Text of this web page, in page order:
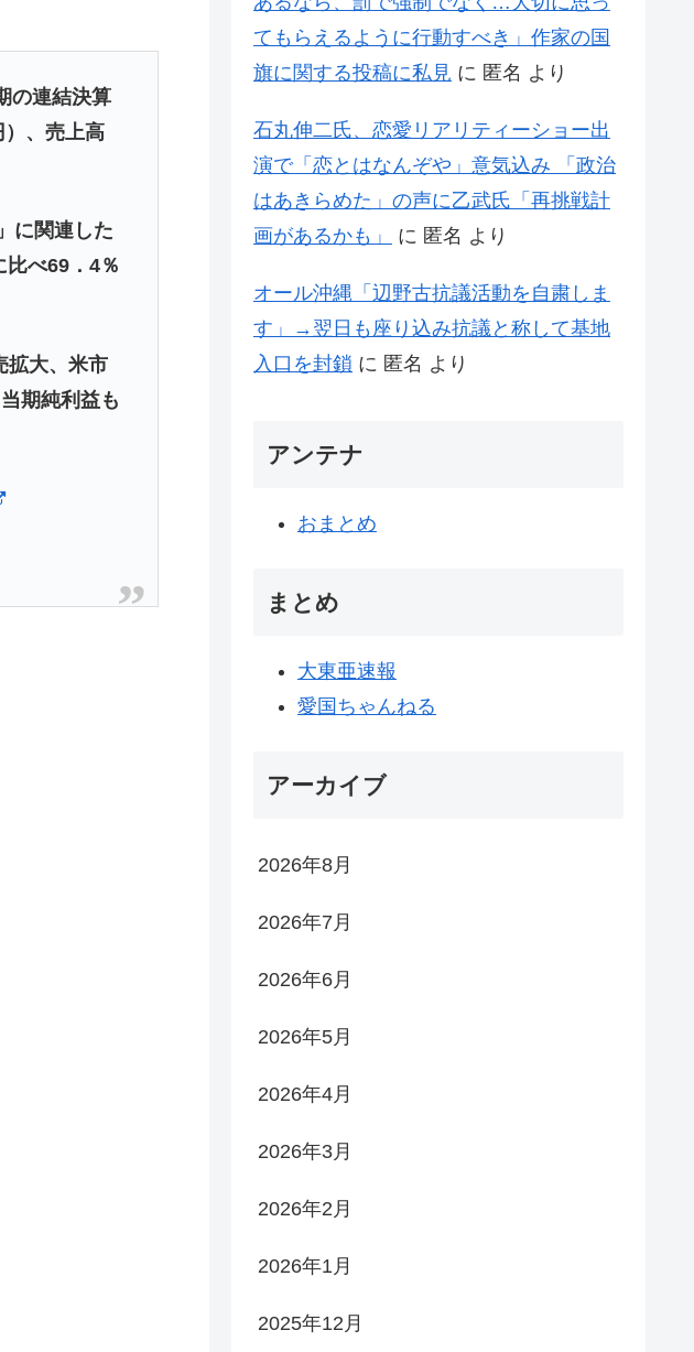
の連結決算
、売上高
に関連した
べ69．4％
拡大、米市
期純利益も
てもらえるように行動すべき」作家の国
旗に関する投稿に私見 に 匿名 より
石丸伸二氏、恋愛リアリティーショー出
演で「恋とはなんぞや」意気込み 「政治
はあきらめた」の声に乙武氏「再挑戦計
画があるかも」
に 匿名 より
オール沖縄「辺野古抗議活動を自粛しま
す」→翌日も座り込み抗議と称して基地
入口を封鎖 に 匿名 より
アンテナ
おまとめ
まとめ
大東亜速報
愛国ちゃんねる
アーカイブ
2026年8月
2026年7月
2026年6月
2026年5月
2026年4月
2026年3月
2026年2月
2026年1月
2025年12月